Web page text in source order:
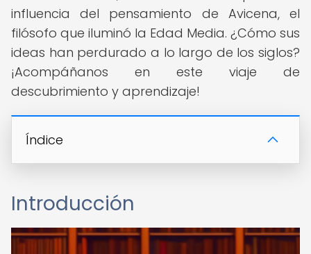
influencia del pensamiento de Avicena, el
filósofo que iluminó la Edad Media. ¿Cómo sus
ideas han perdurado a lo largo de los siglos?
¡Acompáñanos en este viaje de
descubrimiento y aprendizaje!
Índice
Introducción